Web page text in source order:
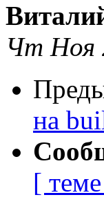
Чт Ноя
на
[